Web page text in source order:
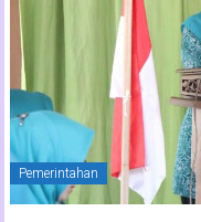
Online
Jawa
Timur
Pemerintahan